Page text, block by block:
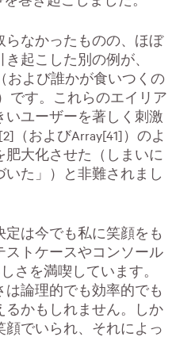
らなかったものの、ほぼ
起こした別の例が、
および誰かが食いつくの
です。これらのエイリア
いユーザーを著しく刺激
（およびArray[41]）のよ
肥大化させた（しまいに
た」）と非難されまし
定は今でも私に笑顔をも
ストケースやコンソール
さを満喫しています。
は論理的でも効率的でも
るかもしれません。しか
顔でいられ、それによっ